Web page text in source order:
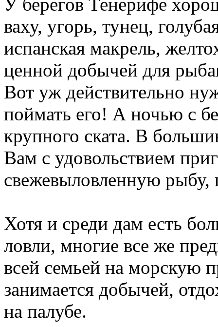
У берегов Тенерифе
ваху, угорь, тунец,
испанская макрель,
ценной добычей для
Вот уж действительно
поймать его! А ночью с
крупного ската. В
Вам с удовольствием
свежевыловленную рыбу,
Хотя и среди дам есть
ловли, многие все же
всей семьей на морскую
занимается добычей,
на палубе.